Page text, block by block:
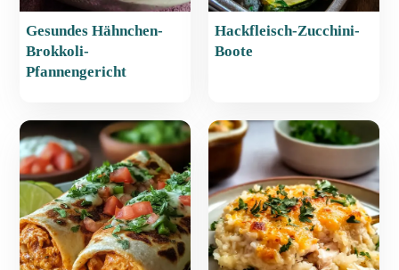
Gesundes Hähnchen-
Brokkoli-
Pfannengericht
Hackfleisch-Zucchini-
Boote